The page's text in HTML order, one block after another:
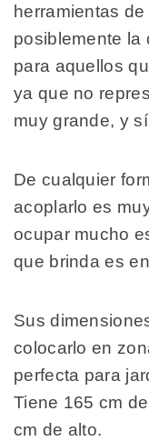
herramientas
posiblemente la
para aquellos
ya que no
muy grande, y
De cualquier
acoplarlo es
ocupar mucho
que brinda es
Sus
colocarlo en
perfecta para
Tiene 165 cm
cm de alto.